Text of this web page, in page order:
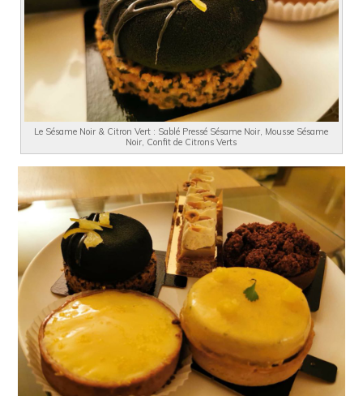
Le Sésame Noir & Citron Vert : Sablé Pressé Sésame Noir, Mousse Sésame
Noir, Confit de Citrons Verts